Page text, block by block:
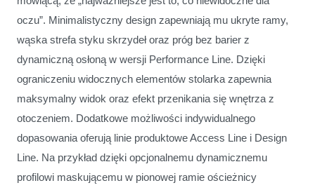
oczu”. Minimalistyczny design zapewniają mu ukryte ramy,
wąska strefa styku skrzydeł oraz próg bez barier z
dynamiczną osłoną w wersji Performance Line. Dzięki
ograniczeniu widocznych elementów stolarka zapewnia
maksymalny widok oraz efekt przenikania się wnętrza z
otoczeniem. Dodatkowe możliwości indywidualnego
dopasowania oferują linie produktowe Access Line i Design
Line. Na przykład dzięki opcjonalnemu dynamicznemu
profilowi maskującemu w pionowej ramie ościeżnicy